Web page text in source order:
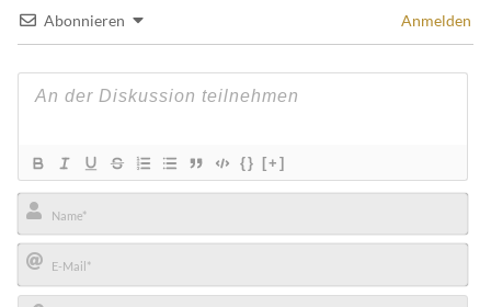
Abonnieren Anmelden
{} [+]
Name*
E-